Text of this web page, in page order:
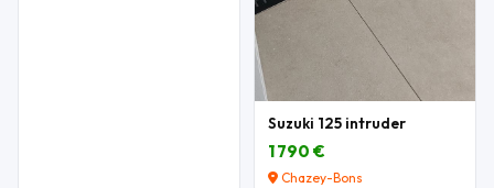
Suzuki 125 intruder
1 790 €
Chazey-Bons